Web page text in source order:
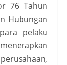
76 Tahun
Hubungan
pelaku